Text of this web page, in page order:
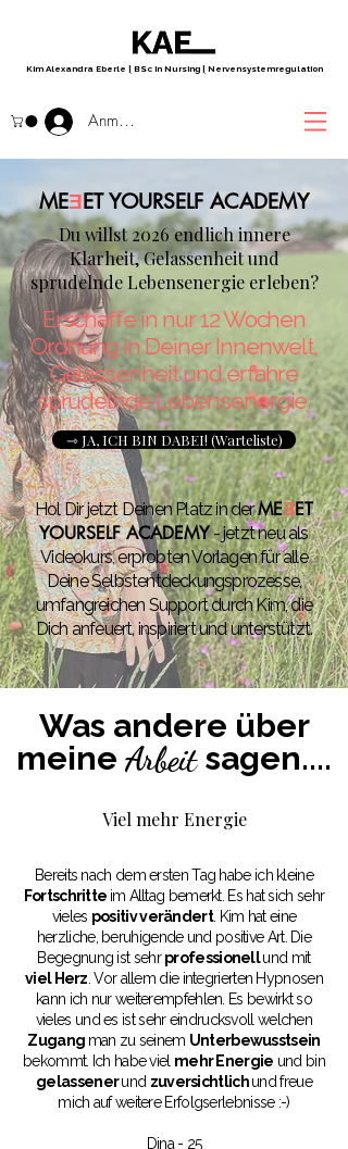
Kim Alexandra Eberle | BSc in Nursing | Nervensystemregulation
Anmelden
MEƎET YOURSELF ACADEMY
Du willst 2026 endlich innere
Klarheit, Gelassenheit und
sprudelnde Lebensenergie erleben?
Erschaffe in nur 12 Wochen
Ordnung in Deiner Innenwelt,
Gelassenheit und erfahre
sprudelnde Lebensenergie.
⇾ JA, ICH BIN DABEI! (Warteliste)
Hol Dir jetzt Deinen Platz in derMEƎET
YOURSELF ACADEMY- jetzt neu als
Videokurs, erprobten Vorlagen für alle
Deine Selbstentdeckungsprozesse,
umfangreichen Support durch Kim, die
Dich anfeuert, inspiriert und unterstützt.
Was andere über
meine Arbeit sagen....
Viel mehr Energie
Bereits nach dem ersten Tag habe ich kleine
Fortschritte im Alltag bemerkt. Es hat sich sehr
vieles positiv verändert. Kim hat eine
herzliche, beruhigende und positive Art. Die
Begegnung ist sehrprofessionellund mit
viel Herz . Vor allem die integrierten Hypnosen
kann ich nur weiterempfehlen. Es bewirkt so
vieles und es ist sehr eindrucksvoll welchen
Zugang man zu seinem Unterbewusstsein
bekommt. Ich habe viel mehr Energie und bin
gelassenerund zuversichtlichund freue
mich auf weitere Erfolgserlebnisse :-)
Dina - 25